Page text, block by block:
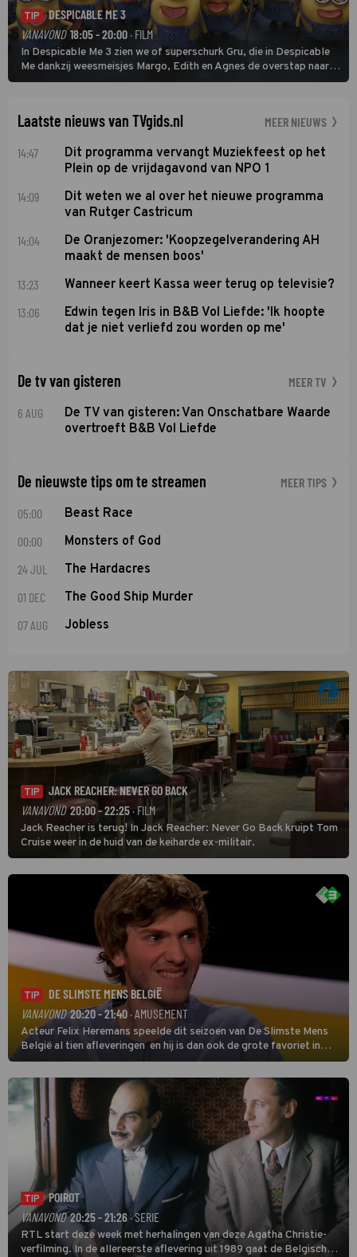
TIP
DESPICABLE ME 3
VANAVOND 18:05 - 20:00· FILM
In Despicable Me 3 zien we of superschurk Gru, die in Despicable
Me dankzij weesmeisjes Margo, Edith en Agnes de overstap naar
het rechte pad maakte, ook op dat pad weet te blijven.
Laatste nieuws van TVgids.nl MEER NIEUWS
14:47
Dit programma vervangt Muziekfeest op het
Plein op de vrijdagavond van NPO 1
14:09
Dit weten we al over het nieuwe programma
van Rutger Castricum
14:04
De Oranjezomer: 'Koopzegelverandering AH
maakt de mensen boos'
13:23 Wanneer keert Kassa weer terug op televisie?
13:06
Edwin tegen Iris in B&B Vol Liefde: 'Ik hoopte
dat je niet verliefd zou worden op me'
De tv van gisteren MEER TV
6 AUG
De TV van gisteren: Van Onschatbare Waarde
overtroeft B&B Vol Liefde
De nieuwste tips om te streamen MEER TIPS
05:00 Beast Race
00:00 Monsters of God
24 JUL The Hardacres
01 DEC The Good Ship Murder
07 AUG Jobless
TIP
JACK REACHER: NEVER GO BACK
VANAVOND 20:00 - 22:25 · FILM
Jack Reacher is terug! In Jack Reacher: Never Go Back kruipt Tom
Cruise weer in de huid van de keiharde ex-militair.
TIP
DE SLIMSTE MENS BELGIË
VANAVOND 20:20 - 21:40· AMUSEMENT
Acteur Felix Heremans speelde dit seizoen van De Slimste Mens
België al tien afleveringen en hij is dan ook de grote favoriet in
deze seizoensfinale. En er is Nederlandse inbreng, want komiek
Soundos El Ahmadi neemt plaats aan de jurytafel.
TIP
POIROT
VANAVOND 20:25 - 21:26 · SERIE
RTL start deze week met herhalingen van deze Agatha Christie-
verfilming. In de allereerste aflevering uit 1989 gaat de Belgische